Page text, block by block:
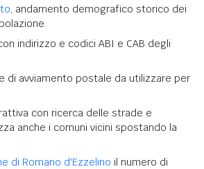
, andamento demografico storico dei
indirizzo e codici ABI e CAB degli
di avviamento postale da utilizzare per
con ricerca delle strade e
anche i comuni vicini spostando la
di Romano d'Ezzelino il numero di